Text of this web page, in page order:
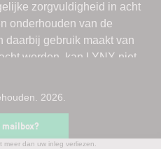
2026.
dan uw inleg verliezen.